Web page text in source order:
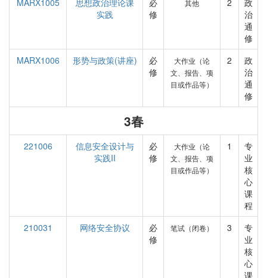
MARX1005
思想政治理论课
实践
必
修
其他 2
政
治
通
修
MARX1006
形势与政策(讲座)
必
修
大作业（论
文、报告、项
目或作品等）
2
政
治
通
修
3春
221006
信息安全设计与
实践II
必
修
大作业（论
文、报告、项
目或作品等）
1
专
业
核
心
课
程
210031
网络安全协议
必
修
笔试（闭卷） 3
专
业
核
心
课